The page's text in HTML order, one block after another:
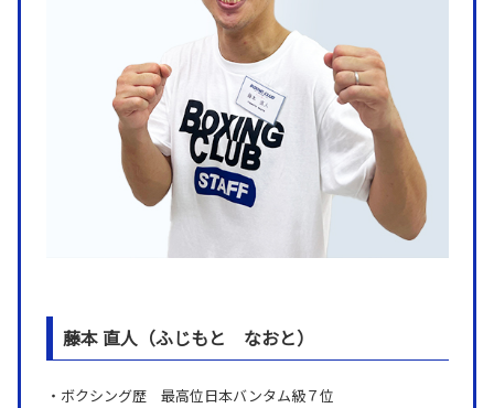
藤本 直人（ふじもと なおと）
︎・ボクシング歴 最高位日本バンタム級７位